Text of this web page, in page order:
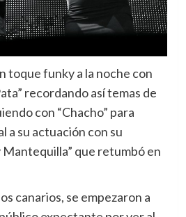
toque funky a la noche con
recordando así temas de
con “Chacho” para
a su actuación con su
Mantequilla” que retumbó en
canarios, se empezaron a